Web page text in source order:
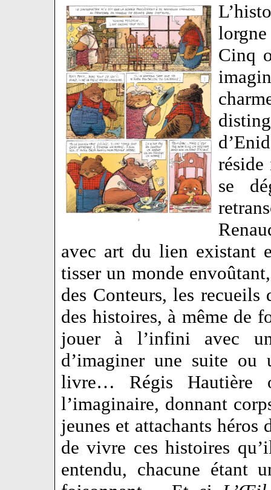
Cinq
réside
se
avec art du lien existant
tisser un monde
des Conteurs, les
des histoires, à même de
jouer à l’infini avec
d’imaginer une suite
livre… Régis Hautière
l’imaginaire, donnant
jeunes et attachants héros
de vivre ces histoires
entendu, chacune étant